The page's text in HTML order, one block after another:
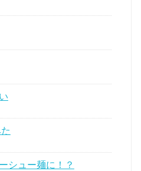
シュー麺に！？